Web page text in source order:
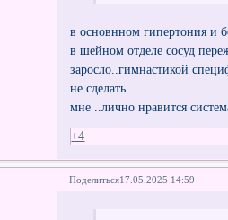
в основнном гипертония и
в шейном отделе сосуд
заросло..гимнастикой
не сделать.
мне ..лично нравится
+4
Поделиться17.05.2025 14:59